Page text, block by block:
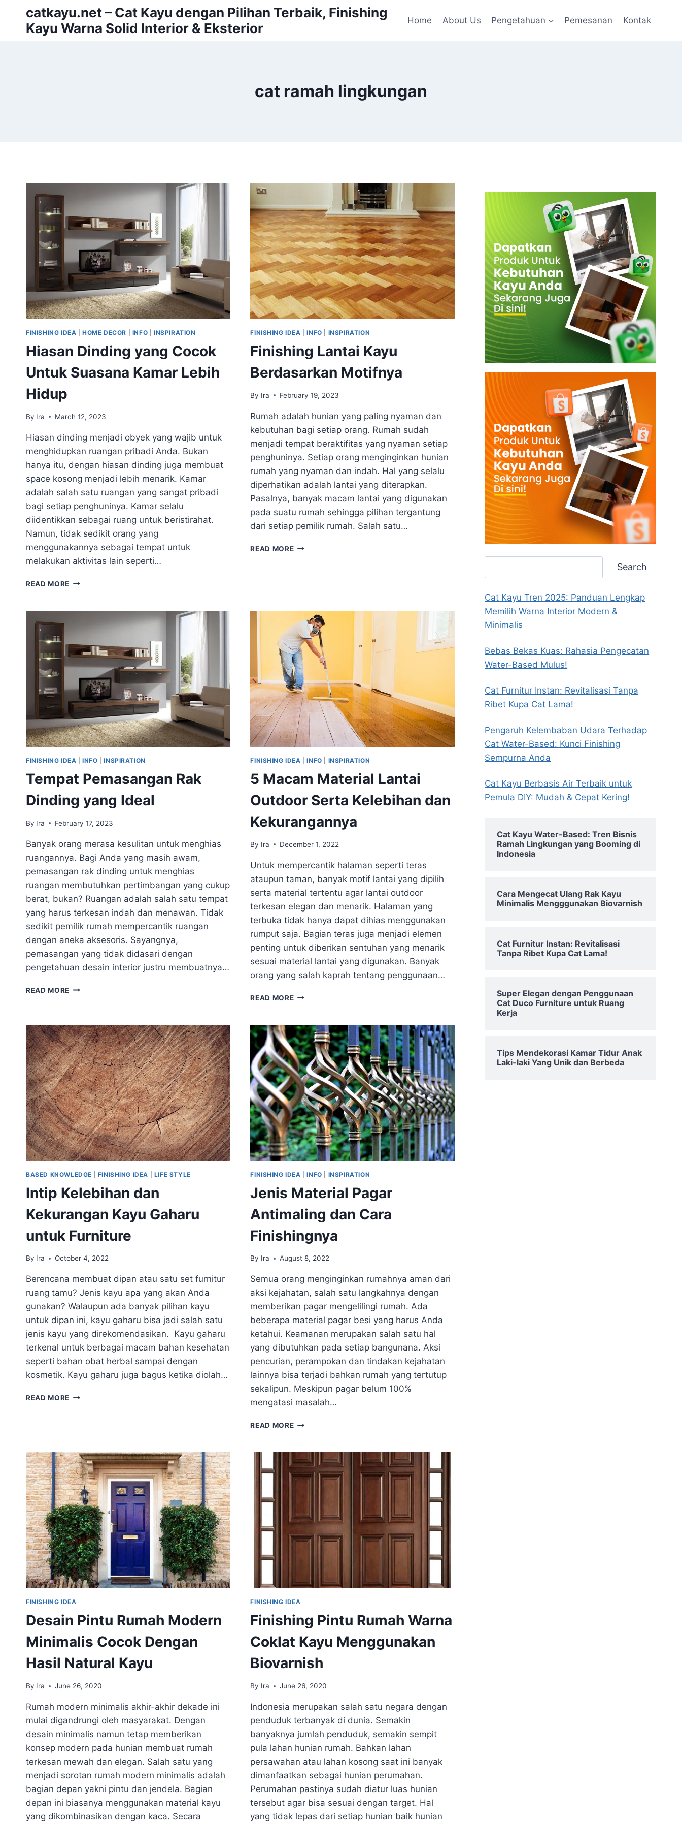
content
catkayu.net – Cat Kayu dengan Pilihan Terbaik, Finishing
Kayu Warna Solid Interior & Eksterior
Home About Us Pengetahuan Pemesanan Kontak
cat ramah lingkungan
FINISHING IDEA |HOME DECOR INFO |INSPIRATION
Hiasan Dinding yang Cocok
Untuk Suasana Kamar Lebih
Hidup
By Ira March 12, 2023
Hiasan dinding menjadi obyek yang wajib untuk
menghidupkan ruangan pribadi Anda. Bukan
hanya itu, dengan hiasan dinding juga membuat
space kosong menjadi lebih menarik. Kamar
adalah salah satu ruangan yang sangat pribadi
bagi setiap penghuninya. Kamar selalu
diidentikkan sebagai ruang untuk beristirahat.
Namun, tidak sedikit orang yang
menggunakannya sebagai tempat untuk
melakukan aktivitas lain seperti…
READ MORE HIASAN
COCOK
KAMAR
LEBIH
HIDUP
FINISHING IDEA |INFO INSPIRATION
Finishing Lantai Kayu
Berdasarkan Motifnya
By Ira February 19, 2023
Rumah adalah hunian yang paling nyaman dan
kebutuhan bagi setiap orang. Rumah sudah
menjadi tempat beraktifitas yang nyaman setiap
penghuninya. Setiap orang menginginkan hunian
rumah yang nyaman dan indah. Hal yang selalu
diperhatikan adalah lantai yang diterapkan.
Pasalnya, banyak macam lantai yang digunakan
pada suatu rumah sehingga pilihan tergantung
dari setiap pemilik rumah. Salah satu…
READ MOREFINISHING
FINISHING IDEA |INFO |INSPIRATION
Tempat Pemasangan Rak
Dinding yang Ideal
By Ira February 17, 2023
Banyak orang merasa kesulitan untuk menghias
ruangannya. Bagi Anda yang masih awam,
pemasangan rak dinding untuk menghias
ruangan membutuhkan pertimbangan yang cukup
berat, bukan? Ruangan adalah salah satu tempat
yang harus terkesan indah dan menawan. Tidak
sedikit pemilik rumah mempercantik ruangan
dengan aneka aksesoris. Sayangnya,
pemasangan yang tidak didasari dengan
pengetahuan desain interior justru membuatnya…
READ MORE TEMPAT
YANG
IDEAL
FINISHING IDEA |INFO INSPIRATION
5 Macam Material Lantai
Outdoor Serta Kelebihan dan
Kekurangannya
By Ira December 1, 2022
Untuk mempercantik halaman seperti teras
ataupun taman, banyak motif lantai yang dipilih
serta material tertentu agar lantai outdoor
terkesan elegan dan menarik. Halaman yang
terbuka tidak hanya dapat dihias menggunakan
rumput saja. Bagian teras juga menjadi elemen
penting untuk diberikan sentuhan yang menarik
sesuai material lantai yang digunakan. Banyak
orang yang salah kaprah tentang penggunaan…
READ MORE5
LANTAI
OUTDOOR
SERTA
KELEBIHAN
DAN
KEKURANGANNYA
BASED KNOWLEDGE FINISHING IDEA LIFE STYLE
Intip Kelebihan dan
Kekurangan Kayu Gaharu
untuk Furniture
By Ira October 4, 2022
Berencana membuat dipan atau satu set furnitur
ruang tamu? Jenis kayu apa yang akan Anda
gunakan? Walaupun ada banyak pilihan kayu
untuk dipan ini, kayu gaharu bisa jadi salah satu
jenis kayu yang direkomendasikan. Kayu gaharu
terkenal untuk berbagai macam bahan kesehatan
seperti bahan obat herbal sampai dengan
kosmetik. Kayu gaharu juga bagus ketika diolah…
READ MORE INTIP
UNTUK
FURNITURE
FINISHING IDEA |INFO INSPIRATION
Jenis Material Pagar
Antimaling dan Cara
Finishingnya
By Ira August 8, 2022
Semua orang menginginkan rumahnya aman dari
aksi kejahatan, salah satu langkahnya dengan
memberikan pagar mengelilingi rumah. Ada
beberapa material pagar besi yang harus Anda
ketahui. Keamanan merupakan salah satu hal
yang dibutuhkan pada setiap bangunana. Aksi
pencurian, perampokan dan tindakan kejahatan
lainnya bisa terjadi bahkan rumah yang tertutup
sekalipun. Meskipun pagar belum 100%
mengatasi masalah…
READ MOREJENIS
ANTIMALING
DAN
CARA
FINISHING IDEA
Desain Pintu Rumah Modern
Minimalis Cocok Dengan
Hasil Natural Kayu
By Ira June 26, 2020
Rumah modern minimalis akhir-akhir dekade ini
mulai digandrungi oleh masyarakat. Dengan
desain minimalis namun tetap memberikan
konsep modern pada hunian membuat rumah
terkesan mewah dan elegan. Salah satu yang
menjadi sorotan rumah modern minimalis adalah
bagian depan yakni pintu dan jendela. Bagian
depan ini biasanya menggunakan material kayu
yang dikombinasikan dengan kaca. Secara
FINISHING IDEA
Finishing Pintu Rumah Warna
Coklat Kayu Menggunakan
Biovarnish
By Ira June 26, 2020
Indonesia merupakan salah satu negara dengan
penduduk terbanyak di dunia. Semakin
banyaknya jumlah penduduk, semakin sempit
pula lahan hunian rumah. Bahkan lahan
persawahan atau lahan kosong saat ini banyak
dimanfaatkan sebagai hunian perumahan.
Perumahan pastinya sudah diatur luas hunian
tersebut agar bisa sesuai dengan target. Hal
yang tidak lepas dari setiap hunian baik hunian
Search
Cat Kayu Tren 2025: Panduan Lengkap
Memilih Warna Interior Modern &
Minimalis
Bebas Bekas Kuas: Rahasia Pengecatan
Water-Based Mulus!
Cat Furnitur Instan: Revitalisasi Tanpa
Ribet Kupa Cat Lama!
Pengaruh Kelembaban Udara Terhadap
Cat Water-Based: Kunci Finishing
Sempurna Anda
Cat Kayu Berbasis Air Terbaik untuk
Pemula DIY: Mudah & Cepat Kering!
Cat Kayu Water-Based: Tren Bisnis
Ramah Lingkungan yang Booming di
Indonesia
Cara Mengecat Ulang Rak Kayu
Minimalis Mengggunakan Biovarnish
Cat Furnitur Instan: Revitalisasi
Tanpa Ribet Kupa Cat Lama!
Super Elegan dengan Penggunaan
Cat Duco Furniture untuk Ruang
Kerja
Tips Mendekorasi Kamar Tidur Anak
Laki-laki Yang Unik dan Berbeda